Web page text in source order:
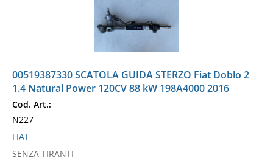
00519387330 SCATOLA GUIDA STERZO Fiat Doblo 2
1.4 Natural Power 120CV 88 kW 198A4000 2016
Cod. Art.:
N227
FIAT
SENZA TIRANTI